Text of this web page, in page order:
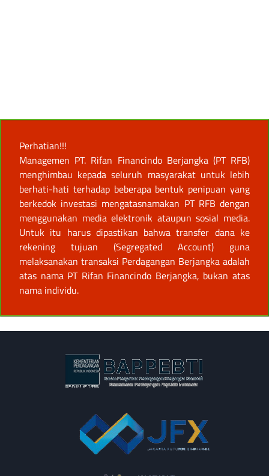
Perhatian!!!
Managemen PT. Rifan Financindo Berjangka (PT RFB)
menghimbau kepada seluruh masyarakat untuk lebih
berhati-hati terhadap beberapa bentuk penipuan yang
berkedok investasi mengatasnamakan PT RFB dengan
menggunakan media elektronik ataupun sosial media.
Untuk itu harus dipastikan bahwa transfer dana ke
rekening tujuan (Segregated Account) guna
melaksanakan transaksi Perdagangan Berjangka adalah
atas nama PT Rifan Financindo Berjangka, bukan atas
nama individu.